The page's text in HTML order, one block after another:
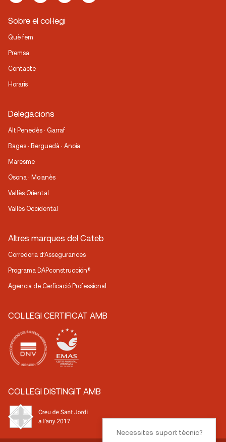
Sobre el col·legi
Què fem
Premsa
Contacte
Horaris
Delegacions
Alt Penedès · Garraf
Bages · Berguedà · Anoia
Maresme
Osona · Moianès
Vallès Oriental
Vallès Occidental
Altres marques del Cateb
Corredoria d’Assegurances
Programa DAPconstrucción®
Agencia de Cerficació Professional
COL·LEGI CERTIFICAT AMB
COL·LEGI DISTINGIT AMB
Necessites suport tècnic?